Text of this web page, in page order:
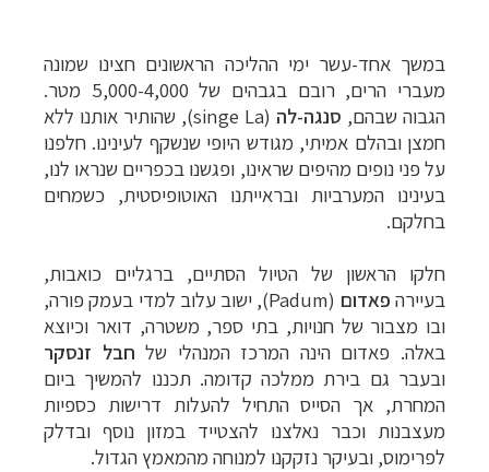
במשך אחד-עשר ימי ההליכה הראשונים חצינו שמונה
מעברי הרים, רובם בגבהים של 5,000-4,000 מטר.
הגבוה שבהם, סנגה-לה (
singe La), שהותיר אותנו ללא
חמצן ובהלם אמיתי, מגודש היופי שנשקף לעינינו. חלפנו
על פני נופים מהיפים שראינו, ופגשנו בכפריים שנראו לנו,
בעינינו המערביות ובראייתנו האוטופיסטית, כשמחים
בחלקם.
חלקו הראשון של הטיול הסתיים, ברגליים כואבות,
בעיירה פאדום (
Padum), ישוב עלוב למדי בעמק פורה,
ובו מצבור של חנויות, בתי ספר, משטרה, דואר וכיוצא
באלה. פאדום הינה המרכז המנהלי של חבל זנסקר
ובעבר גם בירת ממלכה קדומה. תכננו להמשיך ביום
המחרת, אך הסייס התחיל להעלות דרישות כספיות
מעצבנות וכבר נאלצנו להצטייד במזון נוסף ובדלק
לפרימוס, ובעיקר נזקקנו למנוחה מהמאמץ הגדול.